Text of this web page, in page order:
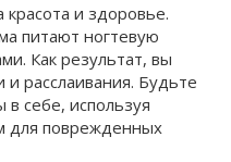
и здоровье.
питают ногтевую
Как результат, вы
расслаивания. Будьте
себе, используя
для поврежденных